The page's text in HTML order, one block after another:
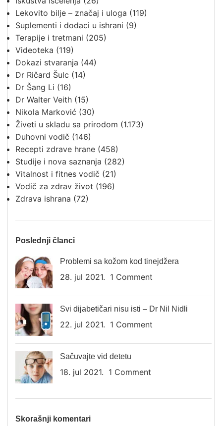
Lekovito bilje – značaj i uloga (119)
Suplementi i dodaci u ishrani (9)
Terapije i tretmani (205)
Videoteka (119)
Dokazi stvaranja (44)
Dr Ričard Šulc (14)
Dr Šang Li (16)
Dr Walter Veith (15)
Nikola Marković (30)
Živeti u skladu sa prirodom (1.173)
Duhovni vodič (146)
Recepti zdrave hrane (458)
Studije i nova saznanja (282)
Vitalnost i fitnes vodič (21)
Vodič za zdrav život (196)
Zdrava ishrana (72)
Poslednji članci
Problemi sa kožom kod tinejdžera
28. jul 2021. 1 Comment
Svi dijabetičari nisu isti – Dr Nil Nidli
22. jul 2021. 1 Comment
Sačuvajte vid detetu
18. jul 2021. 1 Comment
Skorašnji komentari